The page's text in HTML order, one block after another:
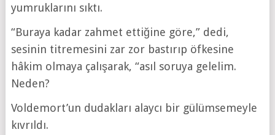
yumruklarını sıktı.
“Buraya kadar zahmet ettiğine göre,” dedi,
sesinin titremesini zar zor bastırıp öfkesine
hâkim olmaya çalışarak, “asıl soruya gelelim.
Neden?
Voldemort’un dudakları alaycı bir gülümsemeyle
kıvrıldı.